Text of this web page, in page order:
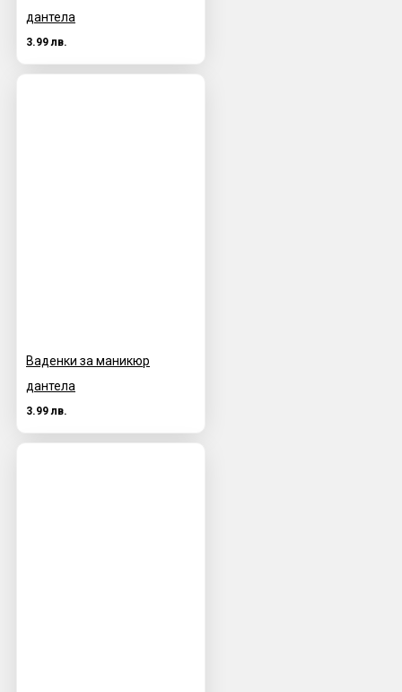
дантела
3.99 лв.
Ваденки за маникюр
дантела
3.99 лв.